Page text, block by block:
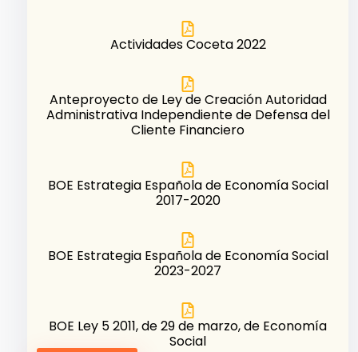
Actividades Coceta 2022
Anteproyecto de Ley de Creación Autoridad
Administrativa Independiente de Defensa del
Cliente Financiero
BOE Estrategia Española de Economía Social
2017-2020
BOE Estrategia Española de Economía Social
2023-2027
BOE Ley 5 2011, de 29 de marzo, de Economía
Social